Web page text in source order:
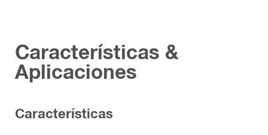
Características &
Aplicaciones
Características